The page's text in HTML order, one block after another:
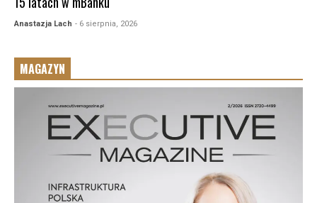
Anastazja Lach - 6 sierpnia, 2026
MAGAZYN